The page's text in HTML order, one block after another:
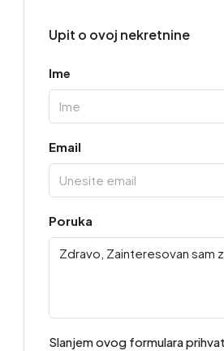
Upit o ovoj nekretnine
Ime
Email
Poruka
Slanjem ovog formulara